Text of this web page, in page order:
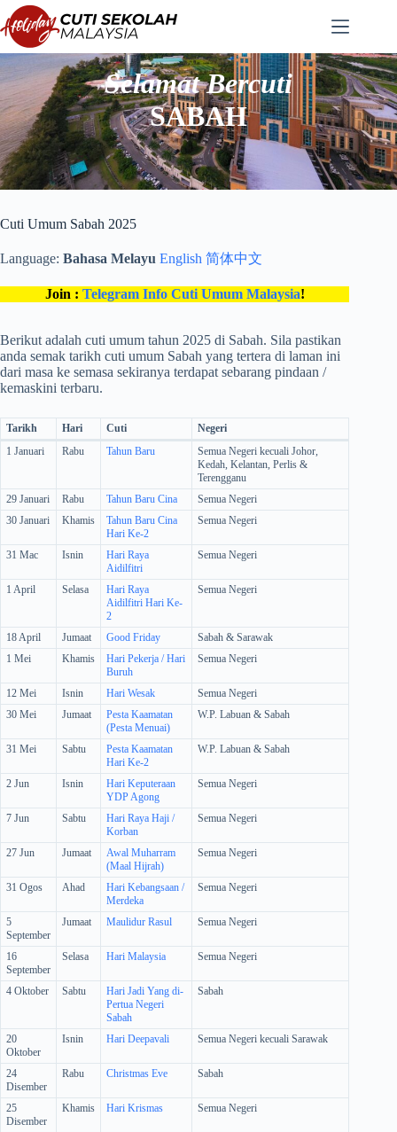
Langkau
ke
kandungan
Selamat Bercuti
SABAH
Cuti Umum Sabah 2025
Language: Bahasa Melayu English 简体中文
Join : Telegram Info Cuti Umum Malaysia!
Berikut adalah cuti umum tahun 2025 di Sabah. Sila pastikan
anda semak tarikh cuti umum Sabah yang tertera di laman ini
dari masa ke semasa sekiranya terdapat sebarang pindaan /
kemaskini terbaru.
Tarikh Hari Cuti
Negeri
1 Januari
Rabu Tahun Baru
Semua Negeri kecuali Johor,
Kedah, Kelantan, Perlis &
Terengganu
29 Januari
Rabu Tahun Baru Cina
Semua Negeri
30 Januari
Khamis
Tahun Baru Cina
Hari Ke-2
Semua Negeri
31 Mac Isnin
Hari Raya
Aidilfitri
Semua Negeri
1 April Selasa
Hari Raya
Aidilfitri Hari Ke-
2
Semua Negeri
18 April Jumaat Good Friday
Sabah & Sarawak
1 Mei
Khamis
Hari Pekerja / Hari
Buruh
Semua Negeri
12 Mei Isnin Hari Wesak
Semua Negeri
30 Mei
Jumaat
Pesta Kaamatan
(Pesta Menuai)
W.P. Labuan & Sabah
31 Mei Sabtu
Pesta Kaamatan
Hari Ke-2
W.P. Labuan & Sabah
2 Jun Isnin
Hari Keputeraan
YDP Agong
Semua Negeri
7 Jun Sabtu
Hari Raya Haji /
Korban
Semua Negeri
27 Jun Jumaat
Awal Muharram
(Maal Hijrah)
Semua Negeri
31 Ogos Ahad
Hari Kebangsaan /
Merdeka
Semua Negeri
5
September
Jumaat Maulidur Rasul Semua Negeri
16
September
Selasa Hari Malaysia Semua Negeri
4 Oktober Sabtu
Hari Jadi Yang di-
Pertua Negeri
Sabah
Sabah
20
Oktober
Isnin Hari Deepavali Semua Negeri kecuali Sarawak
24
Disember
Rabu Christmas Eve Sabah
25
Disember
Khamis Hari Krismas Semua Negeri